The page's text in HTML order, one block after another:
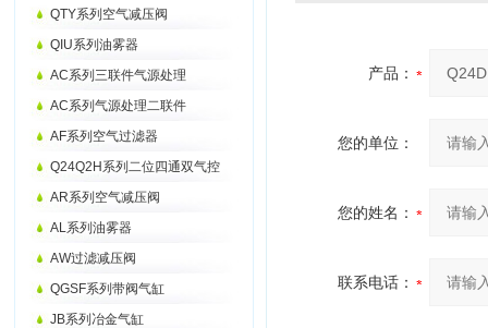
QTY系列空气减压阀
QIU系列油雾器
AC系列三联件气源处理
AC系列气源处理二联件
AF系列空气过滤器
Q24Q2H系列二位四通双气控
AR系列空气减压阀
AL系列油雾器
AW过滤减压阀
QGSF系列带阀气缸
JB系列冶金气缸
产品：
您的单位：
您的姓名：
联系电话：